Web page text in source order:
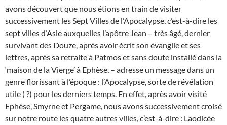
avons découvert que nous étions en train de visiter
successivement les Sept Villes de l’Apocalypse, c’est-à-dire les
sept villes d’Asie auxquelles l’apôtre Jean – très âgé, dernier
survivant des Douze, après avoir écrit son évangile et ses
lettres, après sa retraite à Patmos et sans doute installé dans la
‘maison de la Vierge’ à Ephèse, – adresse un message dans un
genre florissant à l’époque : l’Apocalypse, sorte de révélation
utile ( ?) pour les derniers temps. En effet, après avoir visité
Ephèse, Smyrne et Pergame, nous avons successivement croisé
sur notre route les quatre autres villes, c’est-à-dire : Laodicée